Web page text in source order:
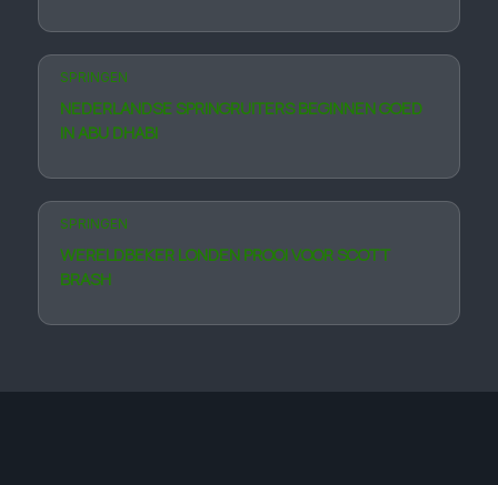
SPRINGEN
NEDERLANDSE SPRINGRUITERS BEGINNEN GOED
IN ABU DHABI
SPRINGEN
WERELD­BEKER LONDEN PROOI VOOR SCOTT
BRASH